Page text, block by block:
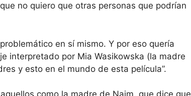
no quiero que otras personas que podrían
en sí mismo. Y por eso quería
interpretado por Mia Wasikowska (la madre
y esto en el mundo de esta película”.